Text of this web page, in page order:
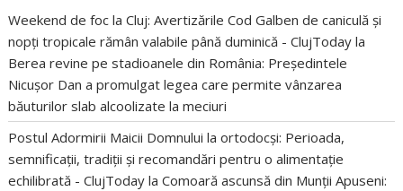
Weekend de foc la Cluj: Avertizările Cod Galben de caniculă și
nopți tropicale rămân valabile până duminică - ClujToday la
Berea revine pe stadioanele din România: Președintele
Nicușor Dan a promulgat legea care permite vânzarea
băuturilor slab alcoolizate la meciuri
Postul Adormirii Maicii Domnului la ortodocși: Perioada,
semnificații, tradiții și recomandări pentru o alimentație
echilibrată - ClujToday laComoară ascunsă din Munții Apuseni: